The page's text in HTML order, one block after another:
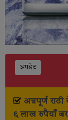
अपडेट
अन्नपूर्ण राठी
६ लाख रुपैयाँ